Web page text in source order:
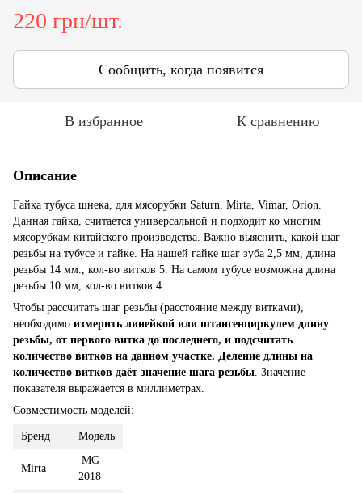
220 грн/шт.
Сообщить, когда появится
В избранное К сравнению
Описание
Гайка тубуса шнека, для мясорубки Saturn, Mirta, Vimar, Orion.
Данная гайка, считается универсальной и подходит ко многим
мясорубкам китайского производства. Важно выяснить, какой шаг
резьбы на тубусе и гайке. На нашей гайке шаг зуба 2,5 мм, длина
резьбы 14 мм., кол-во витков 5. На самом тубусе возможна длина
резьбы 10 мм, кол-во витков 4.
Чтобы рассчитать шаг резьбы (расстояние между витками),
необходимо измерить линейкой или штангенциркулем длину
резьбы, от первого витка до последнего, и подсчитать
количество витков на данном участке. Деление длины на
количество витков даёт значение шага резьбы . Значение
показателя выражается в миллиметрах.
Совместимость моделей:
Бренд Модель
Mirta
MG-
2018